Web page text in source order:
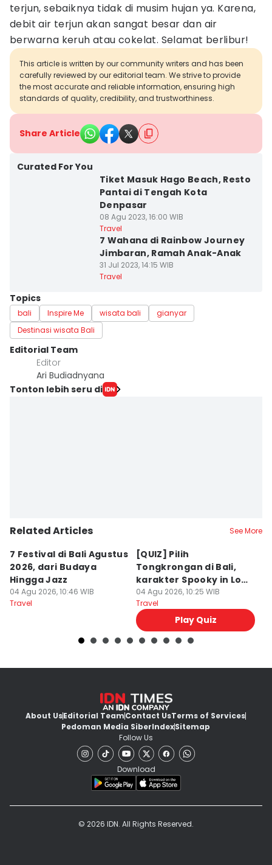
terjun, sebaiknya tidak di musim hujan ya. Karena,
debit air terjun akan sangat besar dan air
berwarna keruh atau cokelat. Selamat berlibur!
This article is written by our community writers and has been
carefully reviewed by our editorial team. We strive to provide
the most accurate and reliable information, ensuring high
standards of quality, credibility, and trustworthiness.
Share Article
Curated For You
Tiket Masuk Hago Beach, Resto
Pantai di Tengah Kota
Denpasar
08 Agu 2023, 16:00 WIB
Travel
7 Wahana di Rainbow Journey
Jimbaran, Ramah Anak-Anak
31 Jul 2023, 14:15 WIB
Travel
Topics
bali Inspire Me wisata bali
gianyar
Destinasi wisata Bali
Editorial Team
Editor
Ari Budiadnyana
Tonton lebih seru di
Related Articles See More
7 Festival di Bali Agustus
2026, dari Budaya
Hingga Jazz
04 Agu 2026, 10:46 WIB
Travel
[QUIZ] Pilih
Tongkrongan di Bali,
karakter Spooky in Love
Ini Mirip Kamu
04 Agu 2026, 10:25 WIB
Travel
Play Quiz
About UsEditorial TeamContact UsTerms of Services
Pedoman Media SiberIndexSitemap
Follow Us
Download
© 2026 IDN. All Rights Reserved.